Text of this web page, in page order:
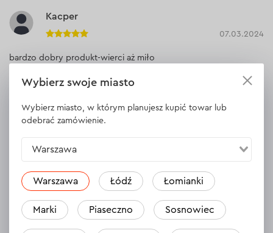
Kacper
07.03.2024
bardzo dobry produkt-wierci aż miło
Odpowiedź
06.03.2024
Sprawdza się w drobnych remontach z kuciem i wierceniem.
Odpowiedź
Wybierz swoje miasto
Wybierz miasto, w którym planujesz kupić towar lub
odebrać zamówienie.
Warszawa
Warszawa Łódź Łomianki
Marki Piaseczno Sosnowiec